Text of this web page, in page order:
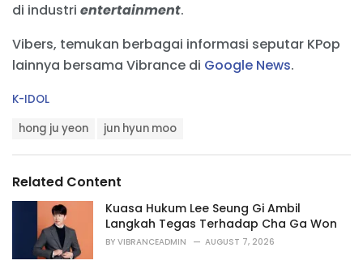
di industri entertainment.
Vibers, temukan berbagai informasi seputar KPop
lainnya bersama Vibrance di Google News.
C
r
i
K-IDOL
:
hong ju yeon jun hyun moo
Related Content
Kuasa Hukum Lee Seung Gi Ambil
Langkah Tegas Terhadap Cha Ga Won
BY VIBRANCEADMIN AUGUST 7, 2026